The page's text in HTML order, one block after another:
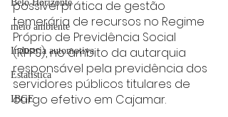
Belo Horizonte
meio ambiente
Industria automotiva
Estatística
IBGE
possível prática de gestão
temerária de recursos no Regime
Próprio de Previdência Social
(RPPS), no âmbito da autarquia
responsável pela previdência dos
servidores públicos titulares de
cargo efetivo em Cajamar.